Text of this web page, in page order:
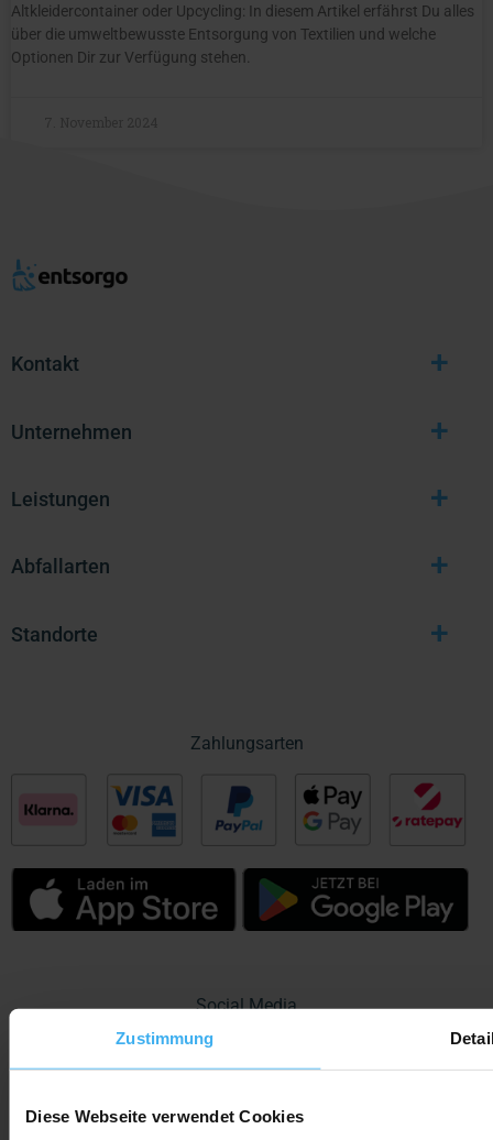
Zustimmung
Diese Webseite verwendet Cookies
Altkleidercontainer oder Upcycling: In diesem Artikel erfährst Du alles
über die umweltbewusste Entsorgung von Textilien und welche
Optionen Dir zur Verfügung stehen.
Kontakt +
Unternehmen +
Leistungen +
Abfallarten +
Standorte +
Zahlungsarten
Social Media